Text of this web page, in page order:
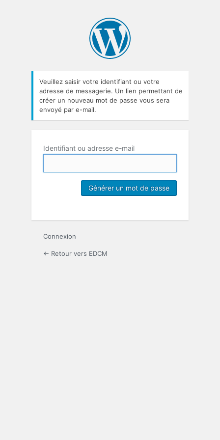
Veuillez saisir votre identifiant ou votre
adresse de messagerie. Un lien permettant de
créer un nouveau mot de passe vous sera
envoyé par e-mail.
Identifiant ou adresse e-mail
Connexion
← Retour vers EDCM